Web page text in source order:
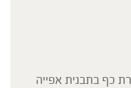
כף בתבנית אפייה